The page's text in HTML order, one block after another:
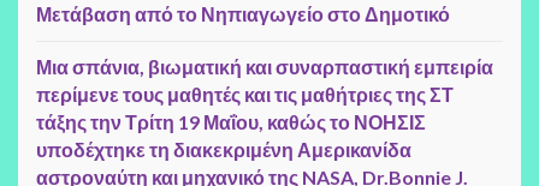
Μετάβαση από το Νηπιαγωγείο στο Δημοτικό
Μια σπάνια, βιωματική και συναρπαστική εμπειρία
περίμενε τους μαθητές και τις μαθήτριες της ΣΤ
τάξης την Τρίτη 19 Μαΐου, καθώς το ΝΟΗΣΙΣ
υποδέχτηκε τη διακεκριμένη Αμερικανίδα
αστροναύτη και μηχανικό της NASA, Dr.Bonnie J.